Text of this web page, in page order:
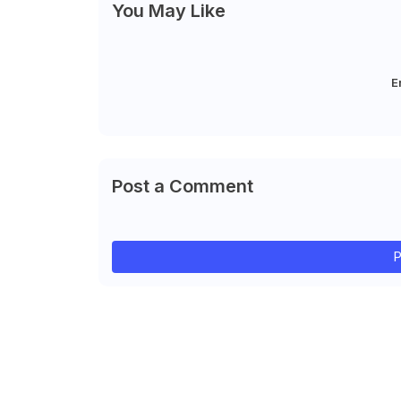
You May Like
Post a Comment